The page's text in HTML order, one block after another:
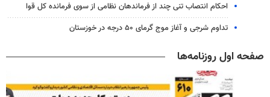
احکام انتصاب تنی چند از فرماندهان نظامی از سوی فرمانده کل قوا
تداوم شرجی و آغاز موج گرمای ۵۰ درجه در خوزستان
صفحه اول روزنامه‌ها